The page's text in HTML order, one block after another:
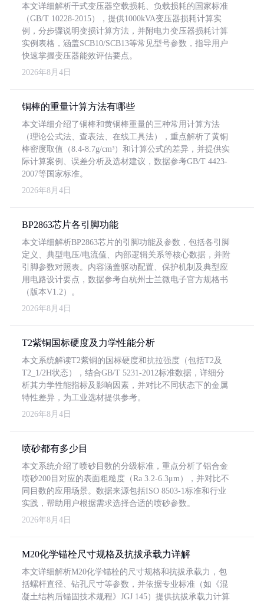
本文详细解析干式变压器空载损耗、负载损耗的国家标准
（GB/T 10228-2015），提供1000kVA变压器损耗计算实
例，分步骤说明变损计算方法，并附电力变压器损耗计算
实例表格，涵盖SCB10/SCB13等常见型号参数，指导用户
快速掌握变压器能效评估要点。
2026年8月4日
铜棒的重量计算方法有哪些
本文详细介绍了铜棒和黄铜棒重量的三种常用计算方法
（理论公式法、查表法、在线工具法），重点解析了黄铜
棒密度取值（8.4-8.7g/cm³）和计算公式的差异，并提供实
际计算案例、误差分析及选材建议，数据参考GB/T 4423-
2007等国家标准。
2026年8月4日
BP2863芯片各引脚功能
本文详细解析BP2863芯片的引脚功能及参数，包括各引脚
定义、典型电压/电流值、内部逻辑关系等核心数据，并附
引脚参数对照表。内容涵盖驱动配置、保护机制及典型应
用电路设计要点，数据参考自杭州士兰微电子官方规格书
（版本V1.2）。
2026年8月4日
T2紫铜国标硬度及力学性能分析
本文系统解读T2紫铜的国标硬度和抗拉强度（包括T2及
T2_1/2H状态），结合GB/T 5231-2012标准数据，详细分
析其力学性能指标及影响因素，并对比不同状态下的金属
特性差异，为工业选材提供参考。
2026年8月4日
喷砂都有多少目
本文系统介绍了喷砂目数的分级标准，重点分析了铝合金
喷砂200目对应的表面粗糙度（Ra 3.2-6.3μm），并对比不
同目数的应用场景。数据来源包括ISO 8503-1标准和行业
实践，帮助用户根据需求选择合适的喷砂参数。
2026年8月4日
M20化学锚栓尺寸规格及抗拔承载力详解
本文详细解析M20化学锚栓的尺寸规格和抗拔承载力，包
括螺杆直径、钻孔尺寸等参数，并依据专业标准（如《混
凝土结构后锚固技术规程》JGJ 145）提供抗拔承载力计算